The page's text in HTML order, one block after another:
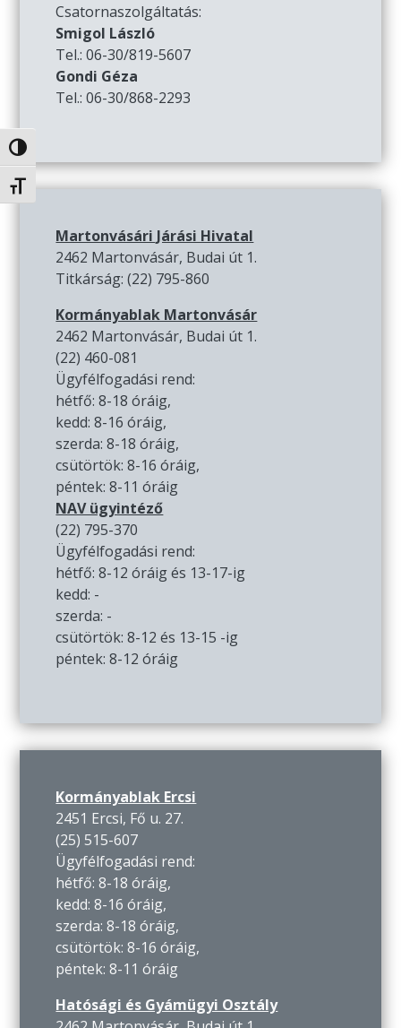
Nagy kontraszt váltása
Betűméret váltása
Csatornaszolgáltatás:
Smigol László
Tel.: 06-30/819-5607
Gondi Géza
Tel.: 06-30/868-2293
Martonvásári Járási Hivatal
2462 Martonvásár, Budai út 1.
Titkárság: (22) 795-860
Kormányablak Martonvásár
2462 Martonvásár, Budai út 1.
(22) 460-081
Ügyfélfogadási rend:
hétfő: 8-18 óráig,
kedd: 8-16 óráig,
szerda: 8-18 óráig,
csütörtök: 8-16 óráig,
péntek: 8-11 óráig
NAV ügyintéző
(22) 795-370
Ügyfélfogadási rend:
hétfő: 8-12 óráig és 13-17-ig
kedd: -
szerda: -
csütörtök: 8-12 és 13-15 -ig
péntek: 8-12 óráig
Kormányablak Ercsi
2451 Ercsi, Fő u. 27.
(25) 515-607
Ügyfélfogadási rend:
hétfő: 8-18 óráig,
kedd: 8-16 óráig,
szerda: 8-18 óráig,
csütörtök: 8-16 óráig,
péntek: 8-11 óráig
Hatósági és Gyámügyi Osztály